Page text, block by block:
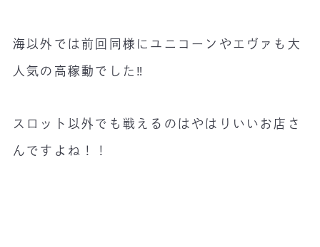
海以外では前回同様にユニコーンやエヴァも大
人気の高稼動でした‼️
スロット以外でも戦えるのはやはりいいお店さ
んですよね！！